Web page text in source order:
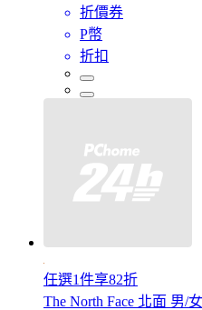
折價券
P幣
折扣
任選1件享82折
The North Face 北面 男/